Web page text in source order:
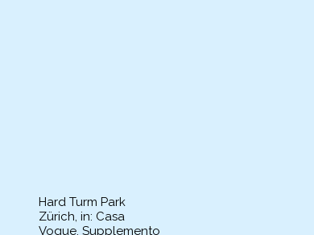
Hard Turm Park
Zürich, in: Casa
Vogue, Supplemento